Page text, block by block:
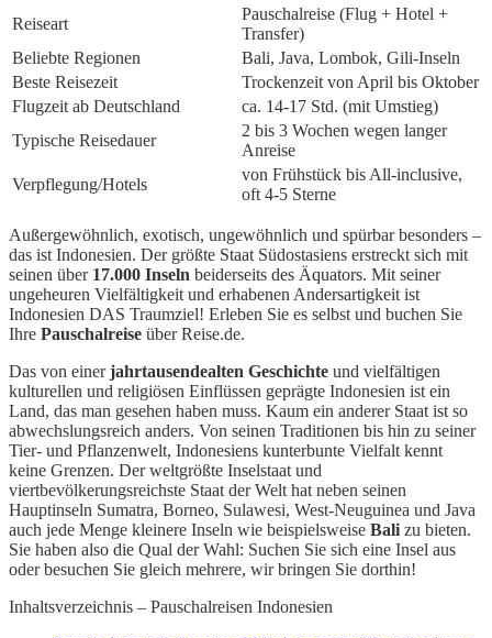
Reiseart
Pauschalreise (Flug + Hotel +
Transfer)
Beliebte Regionen
Bali, Java, Lombok, Gili-Inseln
Beste Reisezeit
Trockenzeit von April bis Oktober
Flugzeit ab Deutschland
ca. 14-17 Std. (mit Umstieg)
Typische Reisedauer
2 bis 3 Wochen wegen langer
Anreise
Verpflegung/Hotels
von Frühstück bis All-inclusive,
oft 4-5 Sterne
Außergewöhnlich, exotisch, ungewöhnlich und spürbar besonders –
das ist Indonesien. Der größte Staat Südostasiens erstreckt sich mit
seinen über 17.000 Inseln beiderseits des Äquators. Mit seiner
ungeheuren Vielfältigkeit und erhabenen Andersartigkeit ist
Indonesien DAS Traumziel! Erleben Sie es selbst und buchen Sie
Ihre Pauschalreise über Reise.de.
Das von einerjahrtausendealten Geschichte und vielfältigen
kulturellen und religiösen Einflüssen geprägte Indonesien ist ein
Land, das man gesehen haben muss. Kaum ein anderer Staat ist so
abwechslungsreich anders. Von seinen Traditionen bis hin zu seiner
Tier- und Pflanzenwelt, Indonesiens kunterbunte Vielfalt kennt
keine Grenzen. Der weltgrößte Inselstaat und
viertbevölkerungsreichste Staat der Welt hat neben seinen
Hauptinseln Sumatra, Borneo, Sulawesi, West-Neuguinea und Java
auch jede Menge kleinere Inseln wie beispielsweise Bali zu bieten.
Sie haben also die Qual der Wahl: Suchen Sie sich eine Insel aus
oder besuchen Sie gleich mehrere, wir bringen Sie dorthin!
Inhaltsverzeichnis – Pauschalreisen Indonesien